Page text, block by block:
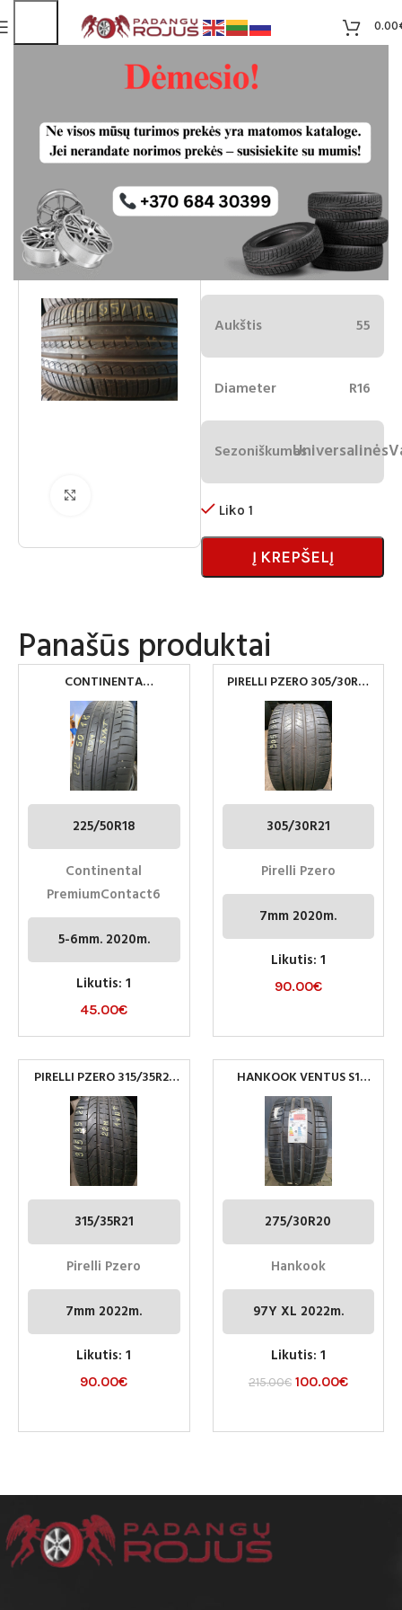
0.00
Pirelli 215/55r16
30.00€ Liko 1
Plotis 215
Aukštis 55
Diameter R16
SezoniškumasUniversalinės
Liko 1
Į KREPŠELĮ
Panašūs produktai
CONTINENTA
PREMIUMCONTACT6
225/50R18 PADANGA
225/50R18
Continental
PremiumContact6
5-6mm. 2020m.
Likutis: 1
45.00€
PIRELLI PZERO 305/30R21
NAUDOTOS PADANGOS
305/30R21
Pirelli Pzero
7mm 2020m.
Likutis: 1
90.00€
PIRELLI PZERO 315/35R21
PADANGA
315/35R21
Pirelli Pzero
7mm 2022m.
Likutis: 1
90.00€
HANKOOK VENTUS S1
EVO3 (K127) 275/30R20
97Y XL
275/30R20
Hankook
97Y XL 2022m.
Likutis: 1
215.00€ 100.00€